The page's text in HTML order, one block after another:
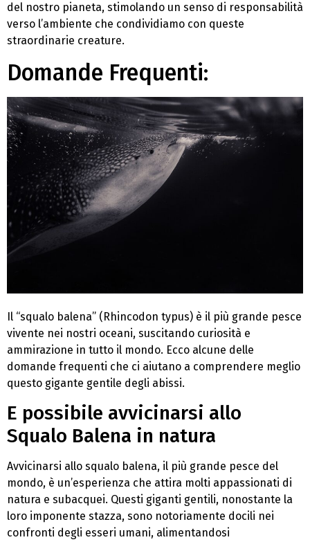
del nostro pianeta, stimolando un senso di responsabilità
verso l’ambiente che condividiamo con queste
straordinarie creature.
Domande Frequenti:
Il “squalo balena” (Rhincodon typus) è il più grande pesce
vivente nei nostri oceani, suscitando curiosità e
ammirazione in tutto il mondo. Ecco alcune delle
domande frequenti che ci aiutano a comprendere meglio
questo gigante gentile degli abissi.
E possibile avvicinarsi allo
Squalo Balena in natura
Avvicinarsi allo squalo balena, il più grande pesce del
mondo, è un’esperienza che attira molti appassionati di
natura e subacquei. Questi giganti gentili, nonostante la
loro imponente stazza, sono notoriamente docili nei
confronti degli esseri umani, alimentandosi